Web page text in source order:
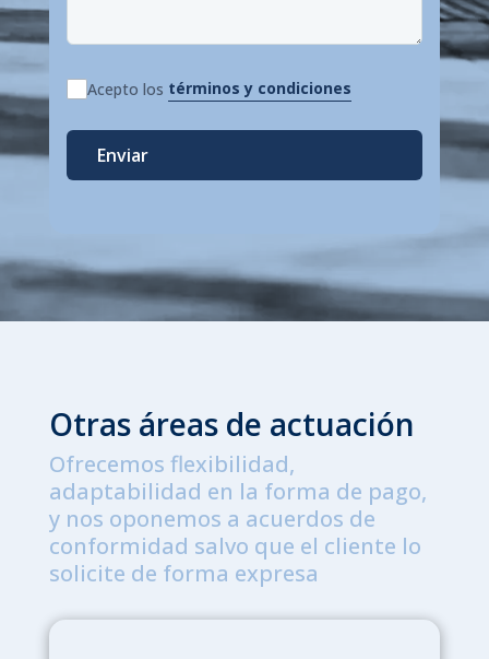
Acepto los términos y condiciones
Enviar
Otras áreas de actuación
Ofrecemos flexibilidad,
adaptabilidad en la forma de pago,
y nos oponemos a acuerdos de
conformidad salvo que el cliente lo
solicite de forma expresa